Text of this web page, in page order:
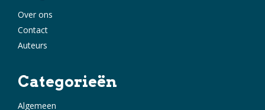
Over ons
Contact
Auteurs
Categorieën
Algemeen